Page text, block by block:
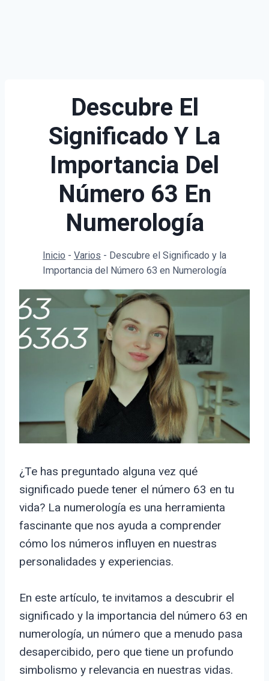
Descubre El
Significado Y La
Importancia Del
Número 63 En
Numerología
Inicio - Varios - Descubre el Significado y la
Importancia del Número 63 en Numerología
¿Te has preguntado alguna vez qué
significado puede tener el número 63 en tu
vida? La numerología es una herramienta
fascinante que nos ayuda a comprender
cómo los números influyen en nuestras
personalidades y experiencias.
En este artículo, te invitamos a descubrir el
significado y la importancia del número 63 en
numerología, un número que a menudo pasa
desapercibido, pero que tiene un profundo
simbolismo y relevancia en nuestras vidas.